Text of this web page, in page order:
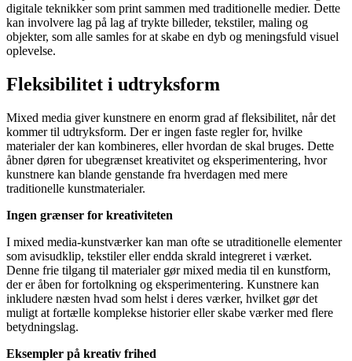
digitale teknikker som print sammen med traditionelle medier. Dette
kan involvere lag på lag af trykte billeder, tekstiler, maling og
objekter, som alle samles for at skabe en dyb og meningsfuld visuel
oplevelse.
Fleksibilitet i udtryksform
Mixed media giver kunstnere en enorm grad af fleksibilitet, når det
kommer til udtryksform. Der er ingen faste regler for, hvilke
materialer der kan kombineres, eller hvordan de skal bruges. Dette
åbner døren for ubegrænset kreativitet og eksperimentering, hvor
kunstnere kan blande genstande fra hverdagen med mere
traditionelle kunstmaterialer.
Ingen grænser for kreativiteten
I mixed media-kunstværker kan man ofte se utraditionelle elementer
som avisudklip, tekstiler eller endda skrald integreret i værket.
Denne frie tilgang til materialer gør mixed media til en kunstform,
der er åben for fortolkning og eksperimentering. Kunstnere kan
inkludere næsten hvad som helst i deres værker, hvilket gør det
muligt at fortælle komplekse historier eller skabe værker med flere
betydningslag.
Eksempler på kreativ frihed